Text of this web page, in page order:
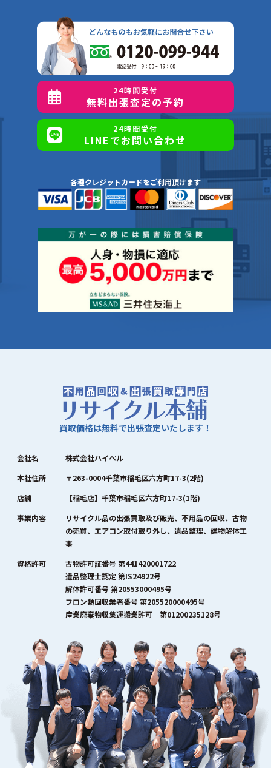
24時間受付
無料出張査定の予約
24時間受付
LINEでお問い合わせ
各種クレジットカードをご利用頂けます
買取価格は無料で出張査定いたします！
会社名
株式会社ハイペル
本社住所
〒263-0004千葉市稲毛区六方町17-3(2階)
店舗
【稲毛店】千葉市稲毛区六方町17-3(1階)
事業内容
リサイクル品の出張買取及び販売、不用品の回収、古物
の売買、エアコン取付取り外し、遺品整理、建物解体工
事
資格許可
古物許可証番号 第441420001722
遺品整理士認定 第IS24922号
解体許可番号 第20553000495号
フロン類回収業者番号 第205520000495号
産業廃棄物収集運搬業許可 第01200235128号